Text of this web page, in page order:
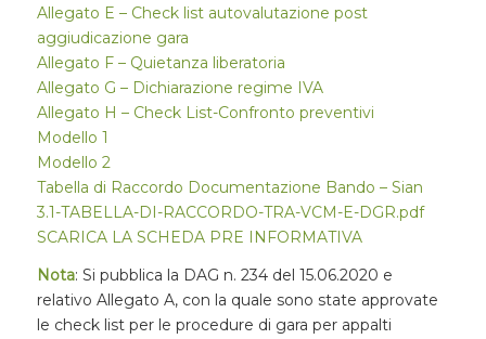
Allegato E – Check list autovalutazione post
aggiudicazione gara
Allegato F – Quietanza liberatoria
Allegato G – Dichiarazione regime IVA
Allegato H – Check List-Confronto preventivi
Modello 1
Modello 2
Tabella di Raccordo Documentazione Bando – Sian
3.1-TABELLA-DI-RACCORDO-TRA-VCM-E-DGR.pdf
SCARICA LA SCHEDA PRE INFORMATIVA
Nota: Si pubblica la DAG n. 234 del 15.06.2020 e
relativo Allegato A, con la quale sono state approvate
le check list per le procedure di gara per appalti